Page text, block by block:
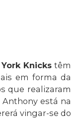
Knicks têm
em forma da
que realizaram
está na
vingar-se do